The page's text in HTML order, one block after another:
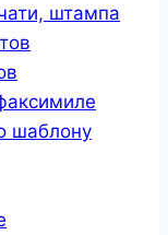
штампа
шаблону